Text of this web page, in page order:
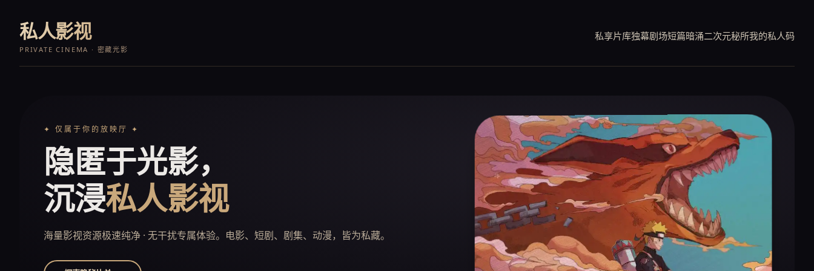
私人影视
PRIVATE CINEMA · 密藏光影
私享片库独幕剧场短篇暗涌二次元秘所我的私人码
✦ 仅属于你的放映厅 ✦
隐匿于光影，
沉浸私人影视
海量影视资源极速纯净 · 无干扰专属体验。电影、短剧、剧集、动漫，皆为私藏。